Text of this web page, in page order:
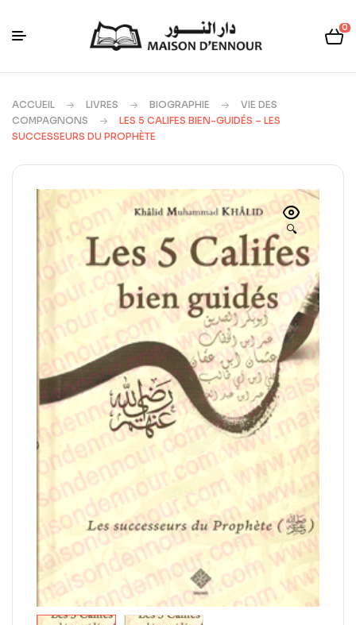
0
ACCUEIL LIVRES BIOGRAPHIE
VIE DES
COMPAGNONS
LES 5 CALIFES BIEN-GUIDÉS – LES
SUCCESSEURS DU PROPHÈTE
🔍